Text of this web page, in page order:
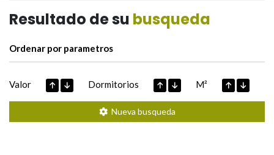
Resultado de su busqueda
Ordenar por parametros
Valor Dormitorios M²
Nueva busqueda